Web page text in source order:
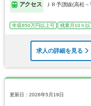
アクセス ＪＲ予讃線(高松
年収650万円以上可 残業月10ｈ以
求人の詳細を見る
更新日：2026年5月19日